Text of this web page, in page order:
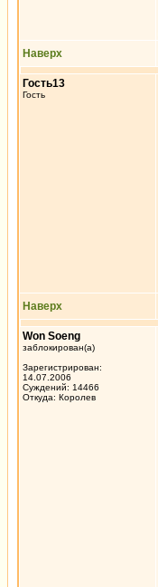
Наверх
Гость13
Гость
Наверх
Won Soeng
заблокирован(а)
Зарегистрирован:
14.07.2006
Суждений: 14466
Откуда: Королев